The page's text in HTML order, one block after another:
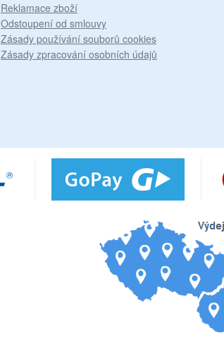
Reklamace zboží
Odstoupení od smlouvy
Zásady používání souborů cookies
Zásady zpracování osobních údajů